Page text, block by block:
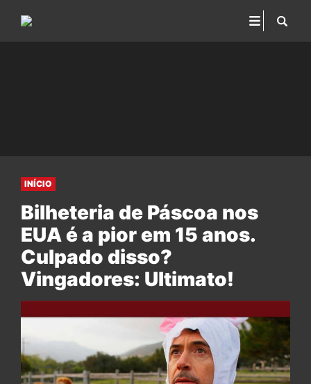
INÍCIO
Bilheteria de Páscoa nos
EUA é a pior em 15 anos.
Culpado disso?
Vingadores: Ultimato!